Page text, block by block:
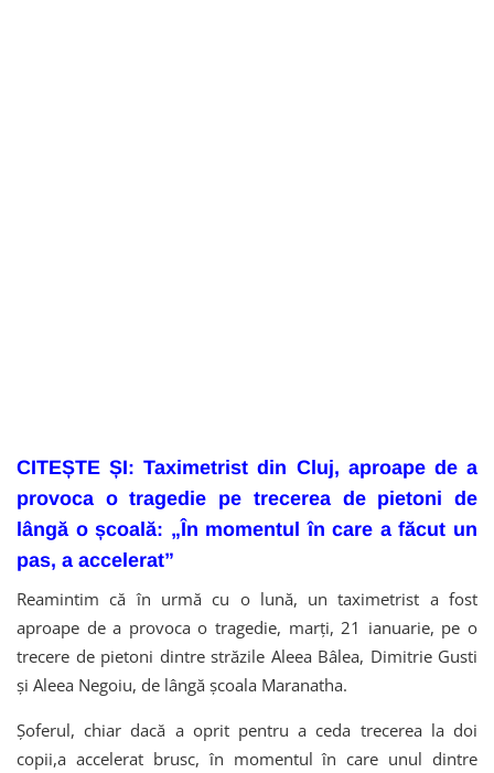
CITEȘTE ȘI: Taximetrist din Cluj, aproape de a
provoca o tragedie pe trecerea de pietoni de
lângă o școală: „În momentul în care a făcut un
pas, a accelerat”
Reamintim că în urmă cu o lună, un taximetrist a fost
aproape de a provoca o tragedie, marți, 21 ianuarie, pe o
trecere de pietoni dintre străzile Aleea Bâlea, Dimitrie Gusti
și Aleea Negoiu, de lângă școala Maranatha.
Șoferul, chiar dacă a oprit pentru a ceda trecerea la doi
copii,a accelerat brusc, în momentul în care unul dintre